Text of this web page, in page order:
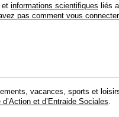
et informations scientifiques liés
pas comment vous connecter
vacances, sports et
et d’Entraide Sociales